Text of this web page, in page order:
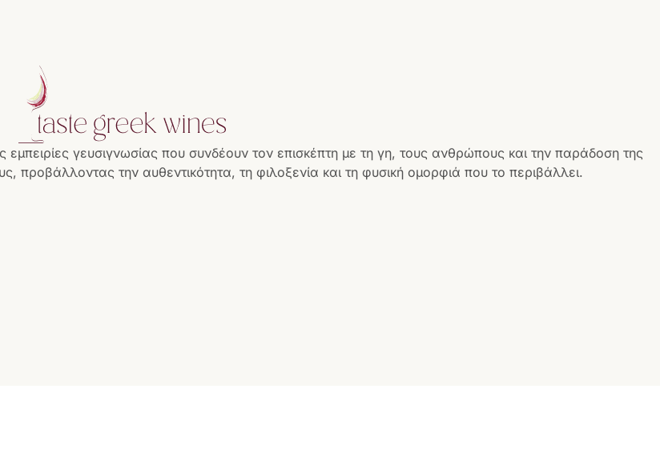
γευσιγνωσίας που συνδέουν τον επισκέπτη με τη γη, τους ανθρώπους και την παράδοση της
την αυθεντικότητα, τη φιλοξενία και τη φυσική ομορφιά που το περιβάλλει.